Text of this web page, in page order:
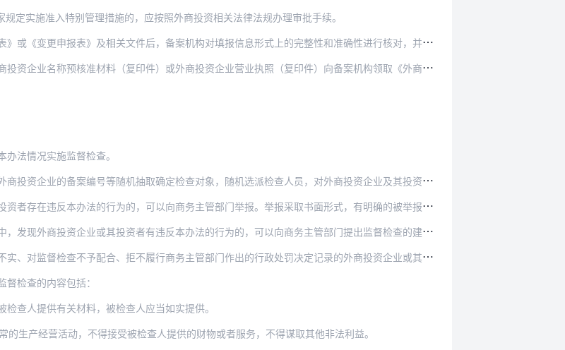
定实施准入特别管理措施的，应按照外商投资相关法律法规办理审批手续。
报表》及相关文件后，备案机构对填报信息形式上的完整性和准确性进行核对，并对申报事项是否属于备案范围进行甄别…
预核准材料（复印件）或外商投资企业营业执照（复印件）向备案机构领取《外商投资企业设立备案回执》或《外商投资…
法情况实施监督检查。
备案编号等随机抽取确定检查对象，随机选派检查人员，对外商投资企业及其投资者进行监督检查。抽查结果由商务主管…
本办法的行为的，可以向商务主管部门举报。举报采取书面形式，有明确的被举报人，并提供相关事实和证据的，商务主…
资企业或其投资者有违反本办法的行为的，可以向商务主管部门提出监督检查的建议，商务主管部门接到相关建议后应当…
查不予配合、拒不履行商务主管部门作出的行政处罚决定记录的外商投资企业或其投资者，商务主管部门可依职权对其启…
检查的内容包括：
查人提供有关材料，被检查人应当如实提供。
生产经营活动，不得接受被检查人提供的财物或者服务，不得谋取其他非法利益。